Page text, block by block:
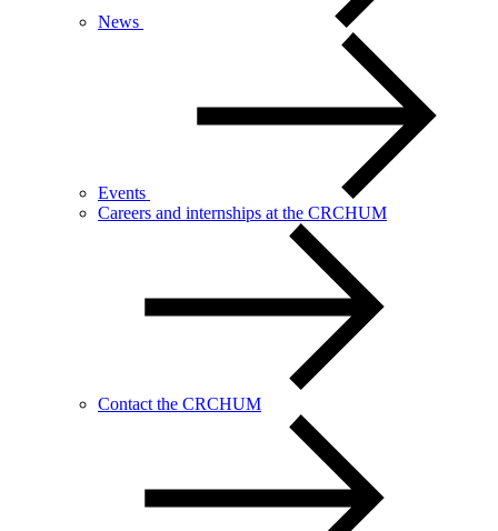
News
Events
Careers and internships at the CRCHUM
Contact the CRCHUM